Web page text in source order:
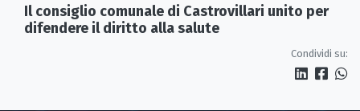
Il consiglio comunale di Castrovillari unito per
difendere il diritto alla salute
Condividi su: